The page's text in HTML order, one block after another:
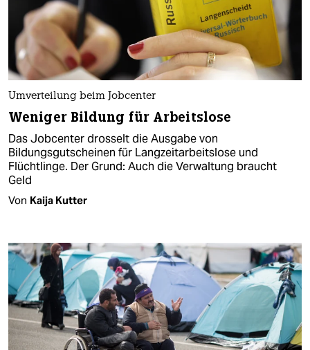
Umverteilung beim Jobcenter
Weniger Bildung für Arbeitslose
Das Jobcenter drosselt die Ausgabe von
Bildungsgutscheinen für Langzeitarbeitslose und
Flüchtlinge. Der Grund: Auch die Verwaltung braucht
Geld
Von Kaija Kutter